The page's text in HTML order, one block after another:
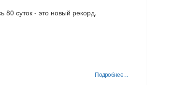
суток - это новый рекорд.
Подробнее ...